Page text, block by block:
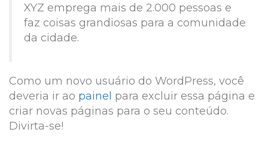
XYZ emprega mais de 2.000 pessoas e
faz coisas grandiosas para a comunidade
da cidade.
Como um novo usuário do WordPress, você
deveria ir ao painel para excluir essa página e
criar novas páginas para o seu conteúdo.
Divirta-se!